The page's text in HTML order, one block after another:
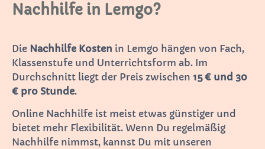
Nachhilfe in Lemgo?
Die Nachhilfe Kosten in Lemgo hängen von Fach,
Klassenstufe und Unterrichtsform ab. Im
Durchschnitt liegt der Preis zwischen 15 € und 30
€ pro Stunde.
Online Nachhilfe ist meist etwas günstiger und
bietet mehr Flexibilität. Wenn Du regelmäßig
Nachhilfe nimmst, kannst Du mit unseren